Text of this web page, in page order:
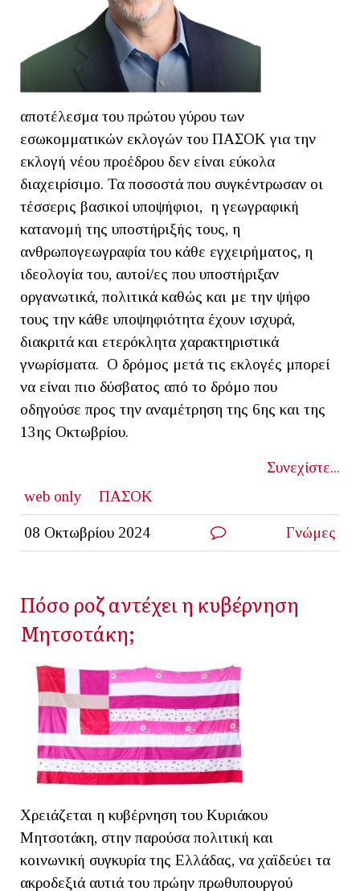
αποτέλεσμα του πρώτου γύρου των
εσωκομματικών εκλογών του ΠΑΣΟΚ για την
εκλογή νέου προέδρου δεν είναι εύκολα
διαχειρίσιμο. Τα ποσοστά που συγκέντρωσαν οι
τέσσερις βασικοί υποψήφιοι, η γεωγραφική
κατανομή της υποστήριξής τους, η
ανθρωπογεωγραφία του κάθε εγχειρήματος, η
ιδεολογία του, αυτοί/ες που υποστήριξαν
οργανωτικά, πολιτικά καθώς και με την ψήφο
τους την κάθε υποψηφιότητα έχουν ισχυρά,
διακριτά και ετερόκλητα χαρακτηριστικά
γνωρίσματα. Ο δρόμος μετά τις εκλογές μπορεί
να είναι πιο δύσβατος από το δρόμο που
οδηγούσε προς την αναμέτρηση της 6ης και της
13ης Οκτωβρίου.
Συνεχίστε...
web only
ΠΑΣΟΚ
08 Οκτωβρίου 2024 Γνώμες
Πόσο ροζ αντέχει η κυβέρνηση
Μητσοτάκη;
Χρειάζεται η κυβέρνηση του Κυριάκου
Μητσοτάκη, στην παρούσα πολιτική και
κοινωνική συγκυρία της Ελλάδας, να χαϊδεύει τα
ακροδεξιά αυτιά του πρώην πρωθυπουργού